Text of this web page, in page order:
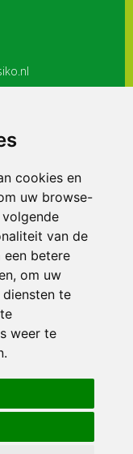
cookies en
uw browse-
van de
een betere
, om uw
te
weer te
.
voorbehouden
|RSIN en Anbi